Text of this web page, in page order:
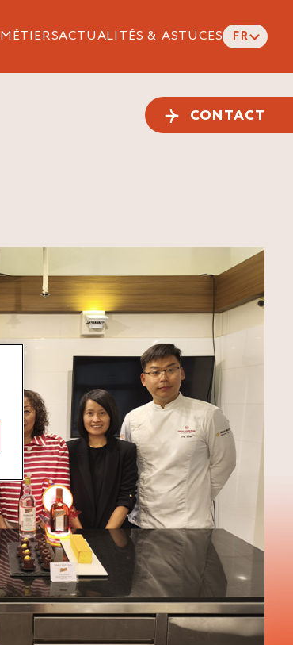
MÉTIERSACTUALITÉS & ASTUCES FR
CONTACT